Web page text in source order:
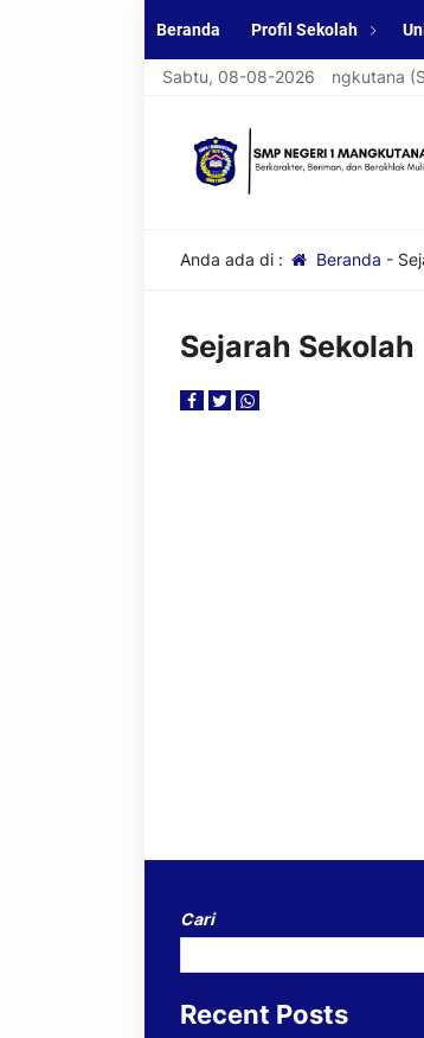
Beranda Profil Sekolah
Sabtu, 08-08-2026
datang di website resmi SMPN 1 Mangkutana
Anda ada di : Beranda -
Sejarah Sekolah
Cari
Recent Posts